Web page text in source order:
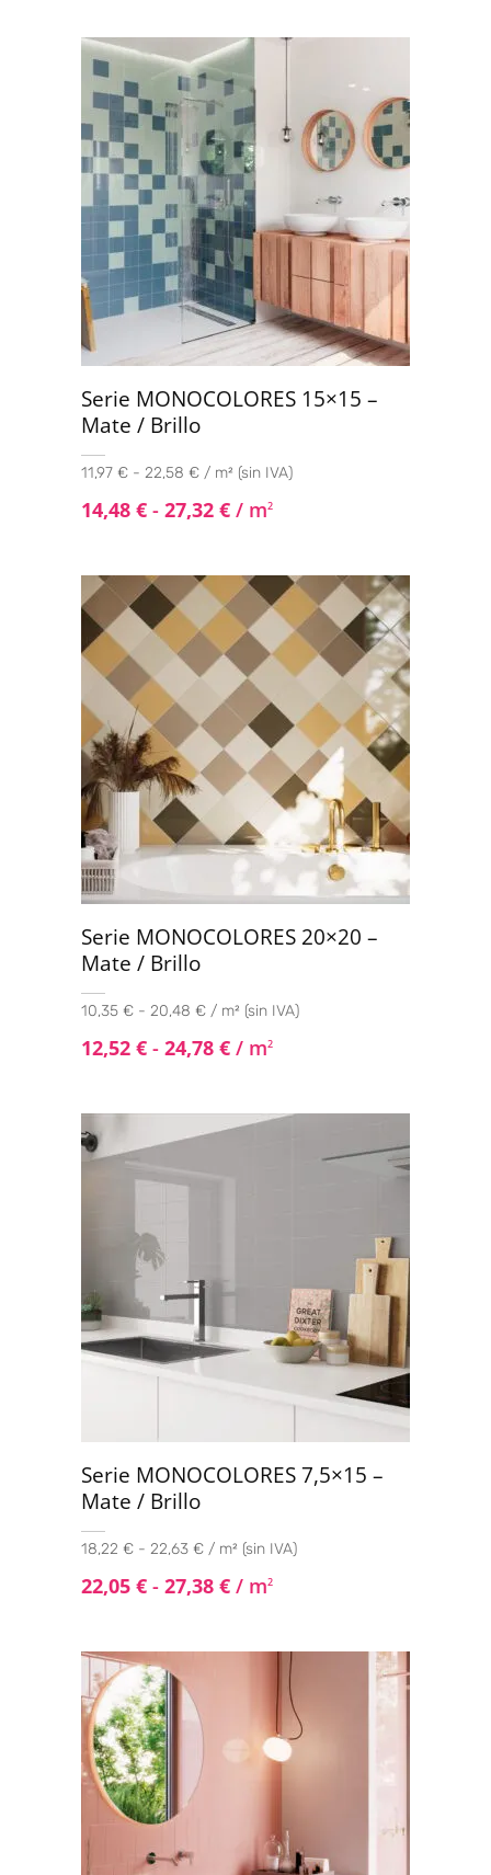
Serie MONOCOLORES 15×15 –
Mate / Brillo
11,97 € - 22,58 € / m² (sin IVA)
14,48 € - 27,32 € / m2
Serie MONOCOLORES 20×20 –
Mate / Brillo
10,35 € - 20,48 € / m² (sin IVA)
12,52 € - 24,78 € / m2
Serie MONOCOLORES 7,5×15 –
Mate / Brillo
18,22 € - 22,63 € / m² (sin IVA)
22,05 € - 27,38 € / m2